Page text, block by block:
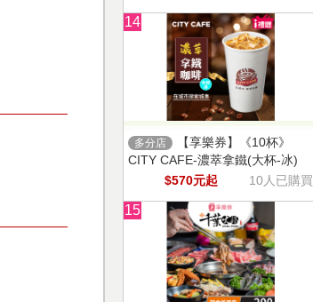
14
多分店
【享樂券】《10杯》
CITY CAFE-濃萃拿鐵(大杯-冰)
$570元起
10人已購買
15